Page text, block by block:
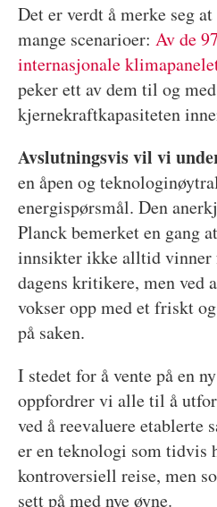
Det er verdt å merke seg
mange scenarioer: Av de
internasjonale
peker ett av dem til og
kjernekraftkapasiteten
Avslutningsvis vil vi
en åpen og
energispørsmål. Den
Planck bemerket en gang
innsikter ikke alltid vinner
dagens kritikere, men ved
vokser opp med et friskt
på saken.
I stedet for å vente på en
oppfordrer vi alle til å
ved å reevaluere etablerte
er en teknologi som tidvis
kontroversiell reise, men
sett på med nye øyne.